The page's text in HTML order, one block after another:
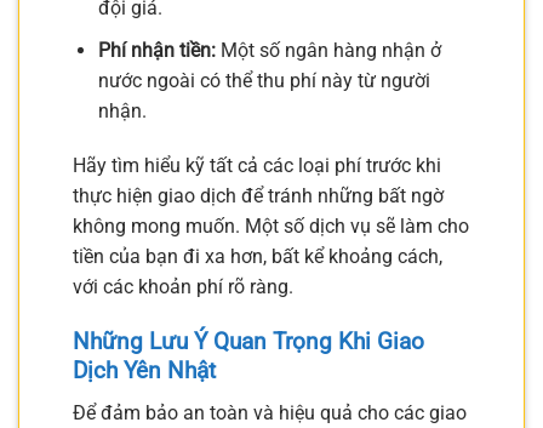
đội giá.
Phí nhận tiền:Một số ngân hàng nhận ở
nước ngoài có thể thu phí này từ người
nhận.
Hãy tìm hiểu kỹ tất cả các loại phí trước khi
thực hiện giao dịch để tránh những bất ngờ
không mong muốn. Một số dịch vụ sẽ làm cho
tiền của bạn đi xa hơn, bất kể khoảng cách,
với các khoản phí rõ ràng.
Những Lưu Ý Quan Trọng Khi Giao
Dịch Yên Nhật
Để đảm bảo an toàn và hiệu quả cho các giao